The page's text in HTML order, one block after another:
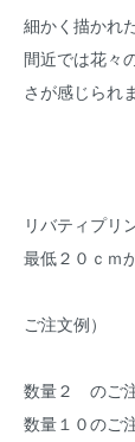
細かく描かれ
間近では花々
さが感じられ
リバティプリ
最低２０ｃｍ
ご注文例）
数量２ のご
数量１０のご